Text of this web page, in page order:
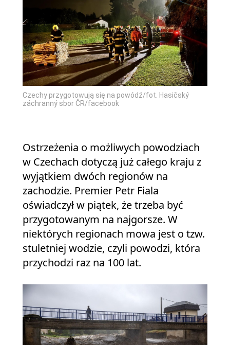
Czechy przygotowują się na powódź/fot. Hasičský
záchranný sbor ČR/facebook
Ostrzeżenia o możliwych powodziach
w Czechach dotyczą już całego kraju z
wyjątkiem dwóch regionów na
zachodzie. Premier Petr Fiala
oświadczył w piątek, że trzeba być
przygotowanym na najgorsze. W
niektórych regionach mowa jest o tzw.
stuletniej wodzie, czyli powodzi, która
przychodzi raz na 100 lat.